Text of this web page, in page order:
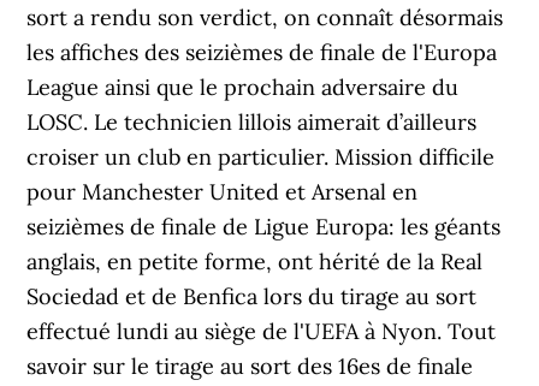
sort a rendu son verdict, on connaît désormais
les affiches des seizièmes de finale de l'Europa
League ainsi que le prochain adversaire du
LOSC. Le technicien lillois aimerait d’ailleurs
croiser un club en particulier. Mission difficile
pour Manchester United et Arsenal en
seizièmes de finale de Ligue Europa: les géants
anglais, en petite forme, ont hérité de la Real
Sociedad et de Benfica lors du tirage au sort
effectué lundi au siège de l'UEFA à Nyon. Tout
savoir sur le tirage au sort des 16es de finale